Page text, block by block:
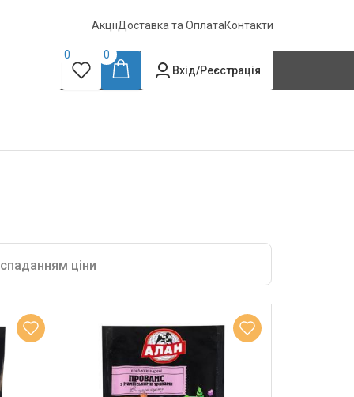
АкціїДоставка та ОплатаКонтакти
0
0
Вхід/Реєстрація
ціни